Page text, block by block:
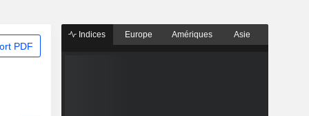
PDF
Indices Europe Amériques Asie